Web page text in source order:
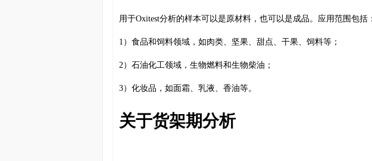
用于Oxitest分析的样本可以是原材料，也可以是成品。应用范围包括：
1）食品和饲料领域，如肉类、坚果、甜点、干果、饲料等；
2）石油化工领域，生物燃料和生物柴油；
3）化妆品，如面霜、乳液、香油等。
关于货架期分析